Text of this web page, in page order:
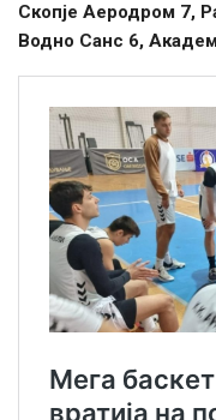
Скопје Аеродром 7,
Водно Санс 6,